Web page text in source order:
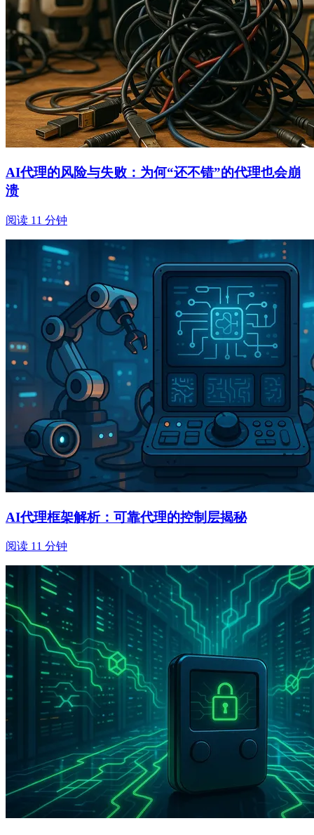
AI代理的风险与失败：为何“还不错”的代理也会崩
溃
阅读 11 分钟
AI代理框架解析：可靠代理的控制层揭秘
阅读 11 分钟